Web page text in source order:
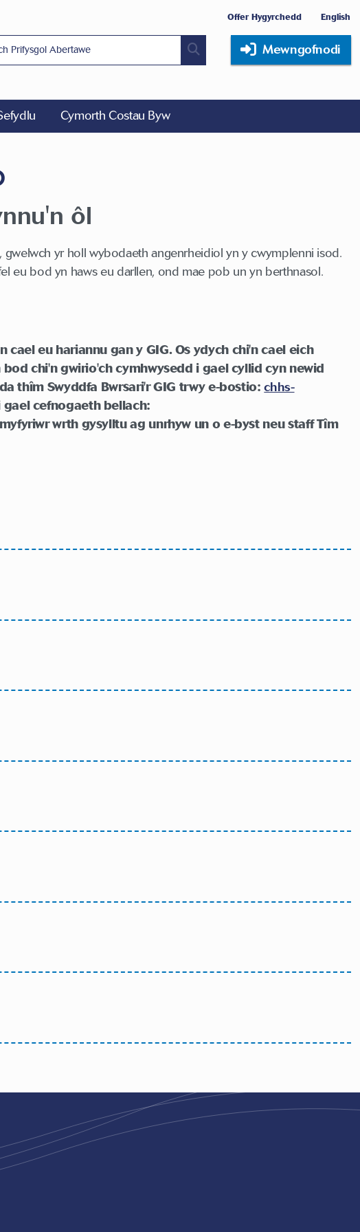
Offer Hygyrchedd English
Mewngofnodi
Cymorth Costau Byw
ôl
, gwelwch yr holl wybodaeth angenrheidiol yn y cwymplenni isod.
eu bod yn haws eu darllen, ond mae pob un yn berthnasol.
eu hariannu gan y GIG. Os ydych chi'n cael eich
chi'n gwirio'ch cymhwysedd i gael cyllid cyn newid
thîm Swyddfa Bwrsari'r GIG trwy e-bostio:chhs-
cefnogaeth bellach:
wrth gysylltu ag unrhyw un o e-byst neu staffTîm